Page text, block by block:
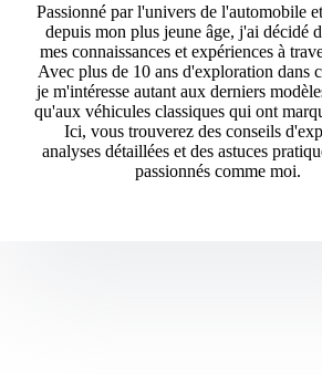
Passionné par l'univers de l'automobile
depuis mon plus jeune âge, j'ai décidé
mes connaissances et expériences à
Avec plus de 10 ans d'exploration dans
je m'intéresse autant aux derniers
qu'aux véhicules classiques qui ont
Ici, vous trouverez des conseils
analyses détaillées et des astuces
passionnés comme moi.